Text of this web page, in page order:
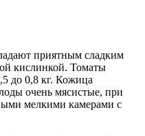
приятным сладким
кислинкой. Томаты
до 0,8 кг. Кожица
очень мясистые, при
мелкими камерами с